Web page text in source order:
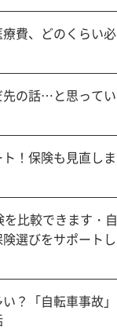
費、どのくらい必
先の話…と思ってい
！保険も見直しま
比較できます・自
選びをサポートし
？「自転車事故」